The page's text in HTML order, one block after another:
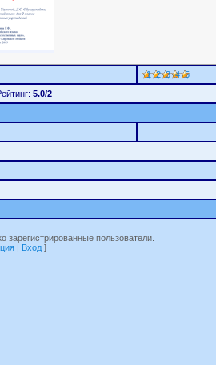
1 2 3 4 5
5.0/2
зарегистрированные пользователи.
| Вход ]